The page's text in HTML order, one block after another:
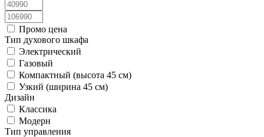
Промо цена
Тип духового шкафа
Электрический
Газовый
Компактный (высота 45 см)
Узкий (ширина 45 см)
Дизайн
Классика
Модерн
Тип управления